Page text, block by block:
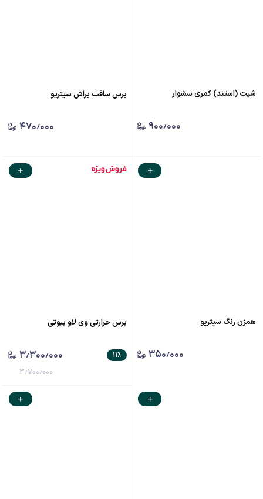
شیت (استند) کمری سشوار
۹۰۰٫۰۰۰
برس سافت براش سیتریو
۴۷۰٫۰۰۰
همزن رنگ سیتریو
۳۵۰٫۰۰۰
برس حرارتی وی لاو بیوتی
۱۱٪ ۳٫۳۰۰٫۰۰۰
۳٫۷۰۰٫۰۰۰